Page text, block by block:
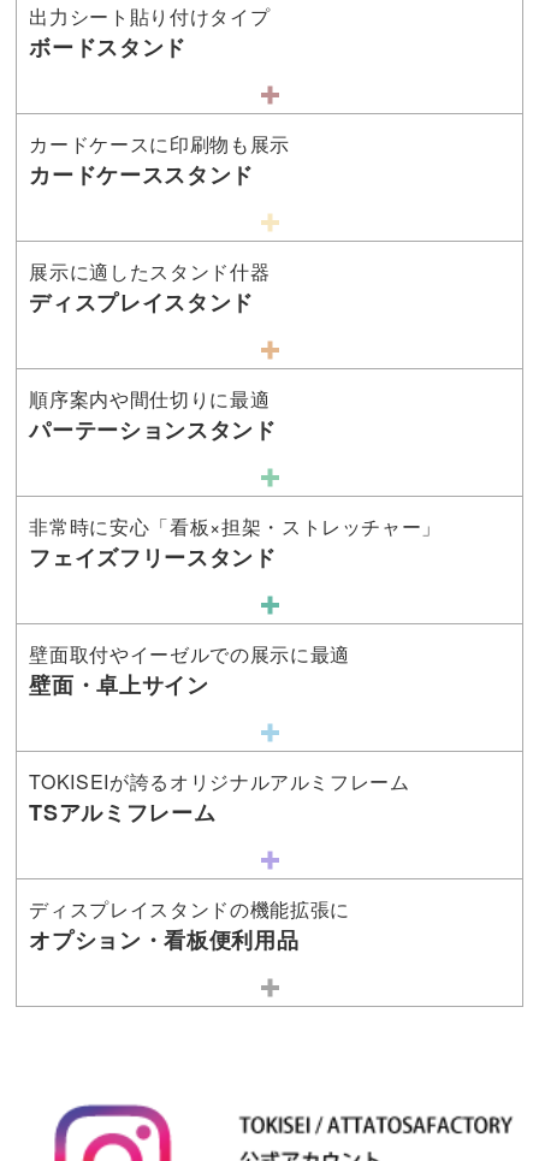
出力シート貼り付けタイプ
ボードスタンド
カードケースに印刷物も展示
カードケーススタンド
展示に適したスタンド什器
ディスプレイスタンド
順序案内や間仕切りに最適
パーテーションスタンド
非常時に安心「看板×担架・ストレッチャー」
フェイズフリースタンド
壁面取付やイーゼルでの展示に最適
壁面・卓上サイン
TOKISEIが誇るオリジナルアルミフレーム
TSアルミフレーム
ディスプレイスタンドの機能拡張に
オプション・看板便利用品